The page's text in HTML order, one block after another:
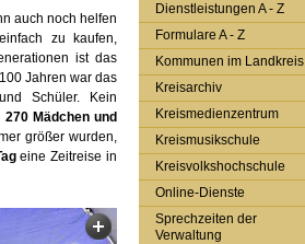
auch noch helfen
zu kaufen,
ist das
Jahren war das
Schüler. Kein
270 Mädchen und
größer wurden,
eine Zeitreise in
Dienstleistungen A - Z
Formulare A - Z
Kommunen im Landkreis
Kreisarchiv
Kreismedienzentrum
Kreismusikschule
Kreisvolkshochschule
Online-Dienste
Sprechzeiten der
Verwaltung